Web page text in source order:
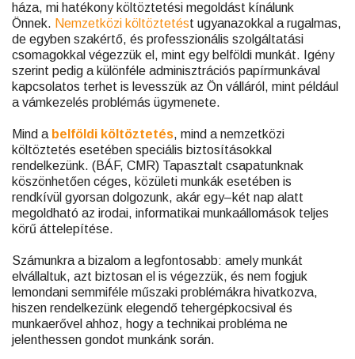
háza, mi hatékony költöztetési megoldást kínálunk
Önnek. Nemzetközi költöztetést ugyanazokkal a rugalmas,
de egyben szakértő, és professzionális szolgáltatási
csomagokkal végezzük el, mint egy belföldi munkát. Igény
szerint pedig a különféle adminisztrációs papírmunkával
kapcsolatos terhet is levesszük az Ön válláról, mint például
a vámkezelés problémás ügymenete.
Mind a belföldi költöztetés, mind a nemzetközi
költöztetés esetében speciális biztosításokkal
rendelkezünk. (BÁF, CMR) Tapasztalt csapatunknak
köszönhetően céges, közületi munkák esetében is
rendkívül gyorsan dolgozunk, akár egy–két nap alatt
megoldható az irodai, informatikai munkaállomások teljes
körű áttelepítése.
Számunkra a bizalom a legfontosabb: amely munkát
elvállaltuk, azt biztosan el is végezzük, és nem fogjuk
lemondani semmiféle műszaki problémákra hivatkozva,
hiszen rendelkezünk elegendő tehergépkocsival és
munkaerővel ahhoz, hogy a technikai probléma ne
jelenthessen gondot munkánk során.